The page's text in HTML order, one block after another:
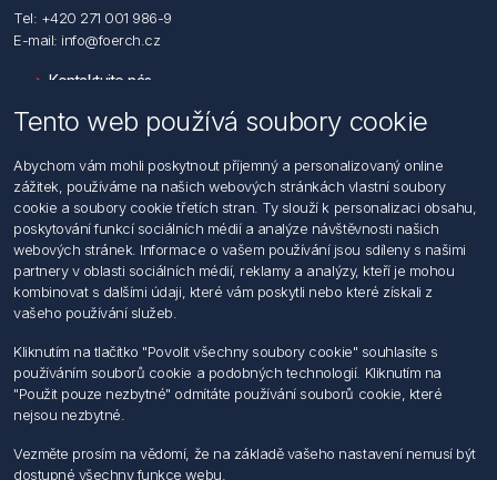
Tel: +420 271 001 986-9
E-mail: info@foerch.cz
Kontaktujte nás
Hledat
Dodržování předpisů
Zásady zpracování osobních údajů fyzických osob
Podmínky zasílání elektronických dokumentu
Všeobecné dodací a obchodní podmínky
Informace o nakládaní s elektroodpadem
Můj účet
Můj účet
Objednávky
Adresy
Tento web používá soubory cookie
Abychom vám mohli poskytnout příjemný a personalizovaný online
zážitek, používáme na našich webových stránkách vlastní soubory
cookie a soubory cookie třetích stran. Ty slouží k personalizaci obsahu,
poskytování funkcí sociálních médií a analýze návštěvnosti našich
webových stránek. Informace o vašem používání jsou sdíleny s našimi
partnery v oblasti sociálních médií, reklamy a analýzy, kteří je mohou
kombinovat s dalšími údaji, které vám poskytli nebo které získali z
vašeho používání služeb.
Kliknutím na tlačítko "Povolit všechny soubory cookie" souhlasíte s
používáním souborů cookie a podobných technologií. Kliknutím na
"Použit pouze nezbytné" odmítáte používání souborů cookie, které
nejsou nezbytné.
Vezměte prosím na vědomí, že na základě vašeho nastavení nemusí být
dostupné všechny funkce webu.